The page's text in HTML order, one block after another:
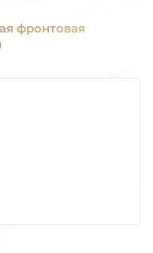
фронтовая